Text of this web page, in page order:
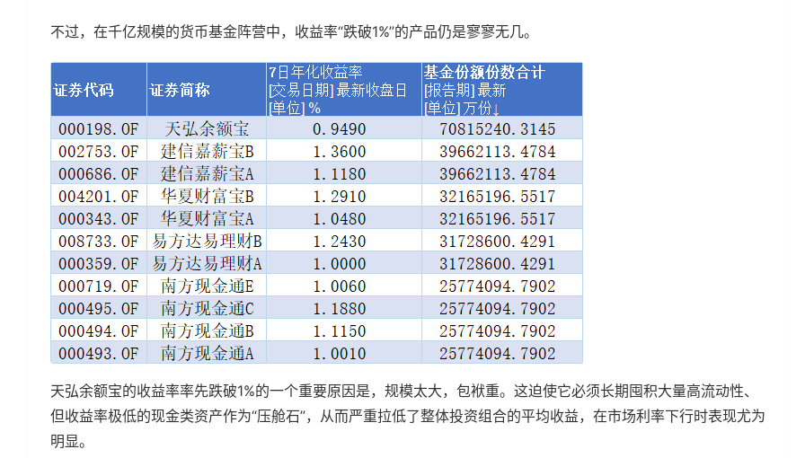
不过，在千亿规模的货币基金阵营中，收益率“跌破1%”的产品仍是寥寥无几。
天弘余额宝的收益率率先跌破1%的一个重要原因是，规模太大，包袱重。这迫使它必须长期囤积大量高流动性、
但收益率极低的现金类资产作为“压舱石”，从而严重拉低了整体投资组合的平均收益，在市场利率下行时表现尤为
明显。